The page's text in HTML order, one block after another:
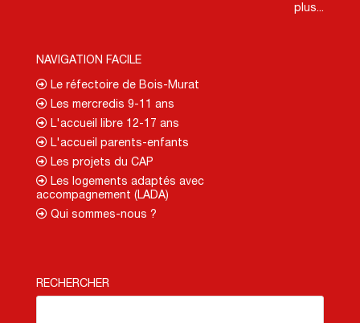
plus...
NAVIGATION FACILE
Le réfectoire de Bois-Murat
Les mercredis 9-11 ans
L'accueil libre 12-17 ans
L'accueil parents-enfants
Les projets du CAP
Les logements adaptés avec
accompagnement (LADA)
Qui sommes-nous ?
RECHERCHER